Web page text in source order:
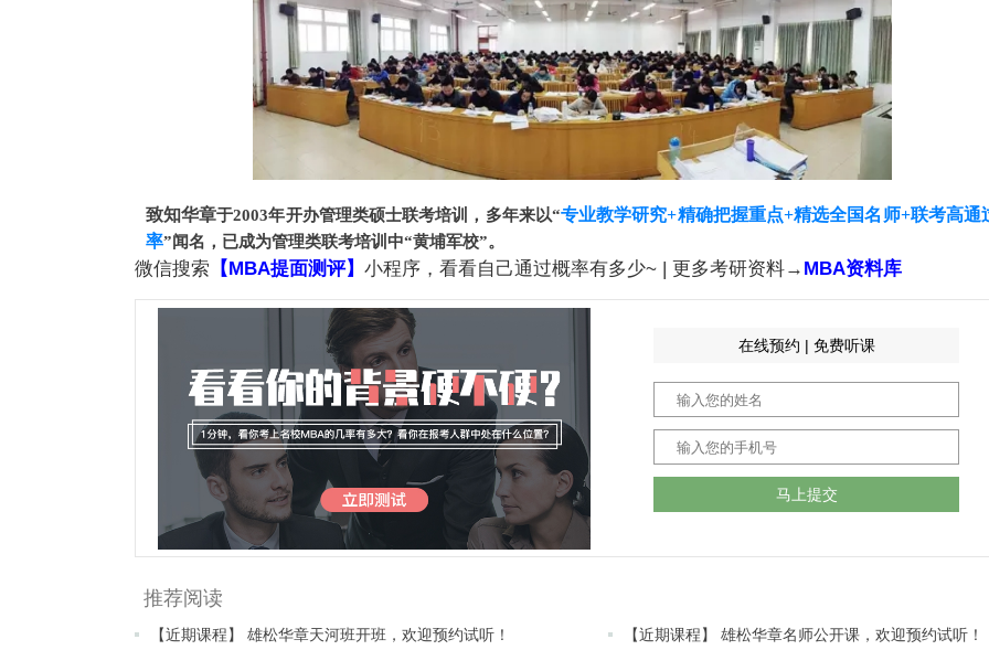
致知华章于2003年开办管理类硕士联考培训，多年来以“专业教学研究+精确把握重点+精选全国名师+联考高通
率”闻名，已成为管理类联考培训中“黄埔军校”。
微信搜索 【MBA提面测评】 小程序，看看自己通过概率有多少~ | 更多考研资料→ MBA资料库
在线预约 | 免费听课
马上提交
推荐阅读
【近期课程】 雄松华章天河班开班，欢迎预约试听！ 【近期课程】 雄松华章名师公开课，欢迎预约试听！